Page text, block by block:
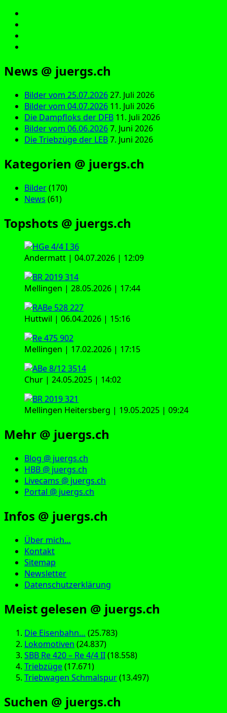
News @ juergs.ch
Bilder vom 25.07.202627. Juli 2026
Bilder vom 04.07.2026 11. Juli 2026
Die Dampfloks der DFB 11. Juli 2026
Bilder vom 06.06.20267. Juni 2026
Die Triebzüge der LEB7. Juni 2026
Kategorien @ juergs.ch
Bilder(170)
News (61)
Topshots @ juergs.ch
Andermatt | 04.07.2026 | 12:09
Mellingen | 28.05.2026 | 17:44
Huttwil | 06.04.2026 | 15:16
Mellingen | 17.02.2026 | 17:15
Chur | 24.05.2025 | 14:02
Mellingen Heitersberg | 19.05.2025 | 09:24
Mehr @ juergs.ch
Blog @ juergs.ch
HBB @ juergs.ch
Livecams @ juergs.ch
Portal @ juergs.ch
Infos @ juergs.ch
Über mich…
Kontakt
Sitemap
Newsletter
Datenschutzerklärung
Meist gelesen @ juergs.ch
Die Eisenbahn… (25.783)
Lokomotiven (24.837)
SBB Re 420 – Re 4/4 II(18.558)
Triebzüge(17.671)
Triebwagen Schmalspur(13.497)
Suchen @ juergs.ch